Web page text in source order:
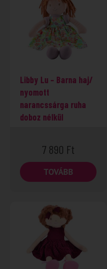
Libby Lu – Barna haj/
nyomott
narancssárga ruha
doboz nélkül
7 890 Ft
TOVÁBB